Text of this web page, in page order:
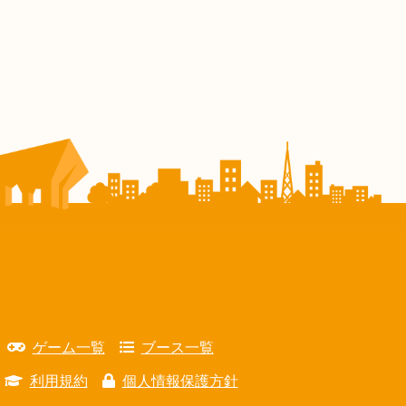
ゲーム一覧 ブース一覧
利用規約 個人情報保護方針